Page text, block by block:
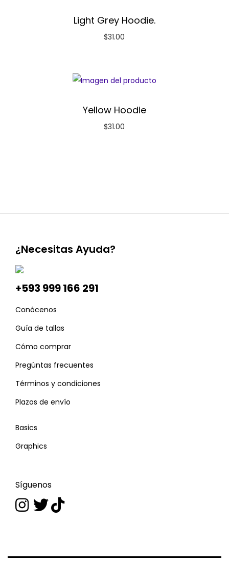
Light Grey Hoodie.
$31.00
Yellow Hoodie
$31.00
¿Necesitas Ayuda?
+593 999 166 291
Conócenos
Guía de tallas
Cómo comprar
Pregúntas frecuentes
Términos y condiciones
Plazos de envío
Basics
Graphics
Síguenos